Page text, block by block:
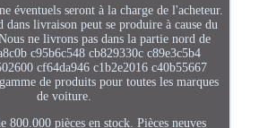
éventuels seront à la charge de l'acheteur.
dans livraison peut se produire à cause du
ne livrons pas dans la partie nord de
c95b6c548 cb829330c c89e3c5b4
cf64da946 c1b2e2016 c40b55667
de produits pour toutes les marques
de voiture.
800.000 pièces en stock. Pièces neuves